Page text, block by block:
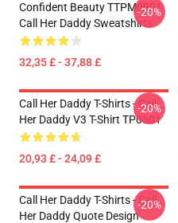
Confident Beauty TTPM0901
Call Her Daddy Sweatshirts
32,35 £ - 37,88 £
-20%
Call Her Daddy T-Shirts - Call
Her Daddy V3 T-Shirt TP0601
20,93 £ - 24,09 £
-20%
Call Her Daddy T-Shirts - Call
Her Daddy Quote Design
-20%